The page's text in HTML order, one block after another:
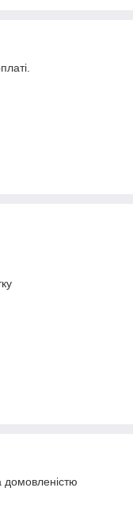
домовленістю